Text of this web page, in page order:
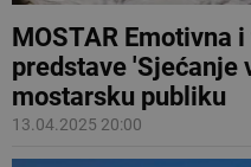
MOSTAR Emotivna
predstave 'Sjećanje
mostarsku publiku
13.04.2025 20:00